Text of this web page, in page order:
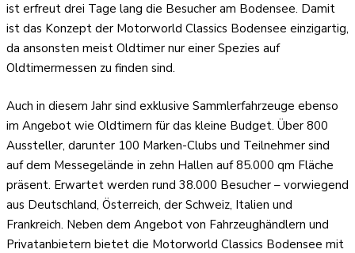
ist erfreut drei Tage lang die Besucher am Bodensee. Damit
ist das Konzept der Motorworld Classics Bodensee einzigartig,
da ansonsten meist Oldtimer nur einer Spezies auf
Oldtimermessen zu finden sind.
Auch in diesem Jahr sind exklusive Sammlerfahrzeuge ebenso
im Angebot wie Oldtimern für das kleine Budget. Über 800
Aussteller, darunter 100 Marken-Clubs und Teilnehmer sind
auf dem Messegelände in zehn Hallen auf 85.000 qm Fläche
präsent. Erwartet werden rund 38.000 Besucher – vorwiegend
aus Deutschland, Österreich, der Schweiz, Italien und
Frankreich. Neben dem Angebot von Fahrzeughändlern und
Privatanbietern bietet die Motorworld Classics Bodensee mit